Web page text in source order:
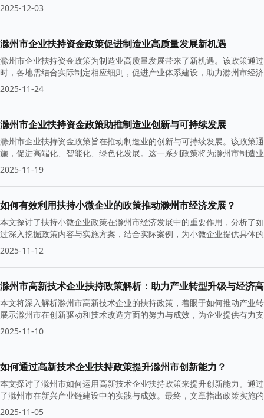
2025-12-03
滁州市企业扶持资金政策促进制造业高质量发展新机遇
滁州市企业扶持资金政策为制造业高质量发展带来了新机遇。该政策通
时，各地需结合实际制定相应细则，促进产业体系建设，助力滁州市经
2025-11-24
滁州市企业扶持资金政策助推制造业创新与可持续发展
滁州市企业扶持资金政策旨在推动制造业的创新与可持续发展。该政策
施，促进高端化、智能化、绿色化发展。这一系列政策将为滁州市制造
2025-11-19
如何有效利用扶持小微企业的政策推动滁州市经济发展？
本文探讨了扶持小微企业政策在滁州市经济发展中的重要作用，分析了
过深入挖掘政策内容与实施方案，结合实际案例，为小微企业提供具体
2025-11-12
滁州市高新技术企业扶持政策解析：助力产业转型升级与经济
本文将深入解析滁州市高新技术企业的扶持政策，着眼于如何推动产业
展示滁州市在创新驱动和技术改造方面的努力与成效，为企业提供有力
2025-11-10
如何通过高新技术企业扶持政策提升滁州市创新能力？
本文探讨了滁州市如何运用高新技术企业扶持政策来提升创新能力。通
了滁州市在新兴产业链建设中的实践与成效。最终，文章指出政策实施
力参考。
2025-11-05